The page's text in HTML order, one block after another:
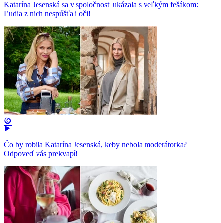
Katarína Jesenská sa v spoločnosti ukázala s veľkým fešákom:
Ľudia z nich nespúšťali oči!
Čo by robila Katarína Jesenská, keby nebola moderátorka?
Odpoveď vás prekvapí!